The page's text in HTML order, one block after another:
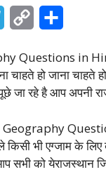
l
e
r
a
p
y
i
n
a
r
in Hindi
हो जाना चाहते
रहे है आप अपनी
किसी भी एग्जाम के
को येराजस्थान